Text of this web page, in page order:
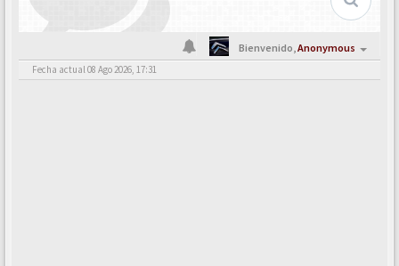
Bienvenido,Anonymous
Fecha actual 08 Ago 2026, 17:31